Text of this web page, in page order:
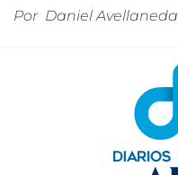
Por Daniel Avellaneda